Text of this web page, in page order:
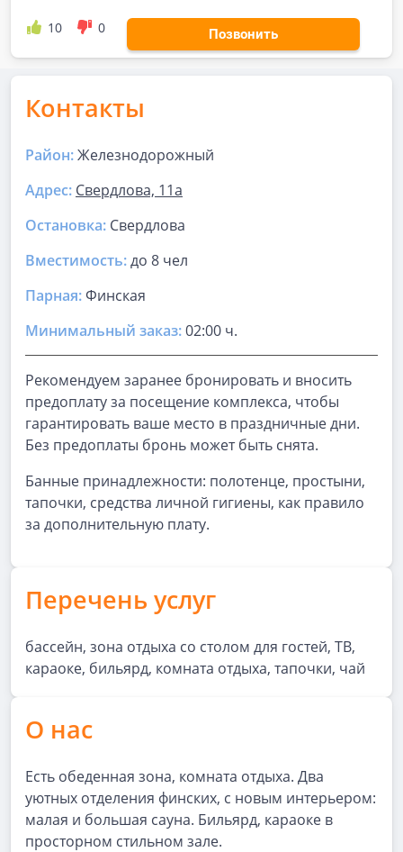
10 0 Позвонить
Контакты
Район:Железнодорожный
Адрес: Свердлова, 11а
Остановка: Свердлова
Вместимость:до 8 чел
Парная:Финская
Минимальный заказ:02:00 ч.
Рекомендуем заранее бронировать и вносить
предоплату за посещение комплекса, чтобы
гарантировать ваше место в праздничные дни.
Без предоплаты бронь может быть снята.
Банные принадлежности: полотенце, простыни,
тапочки, средства личной гигиены, как правило
за дополнительную плату.
Перечень услуг
бассейн, зона отдыха со столом для гостей, ТВ,
караоке, бильярд, комната отдыха, тапочки, чай
О нас
Есть обеденная зона, комната отдыха. Два
уютных отделения финских, с новым интерьером:
малая и большая сауна. Бильярд, караоке в
просторном стильном зале.